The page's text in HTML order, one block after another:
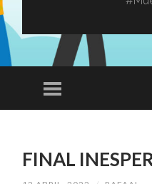
Menú
CONTENIDO
FINAL